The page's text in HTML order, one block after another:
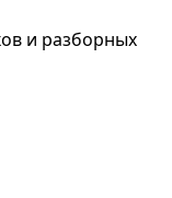
и разборных